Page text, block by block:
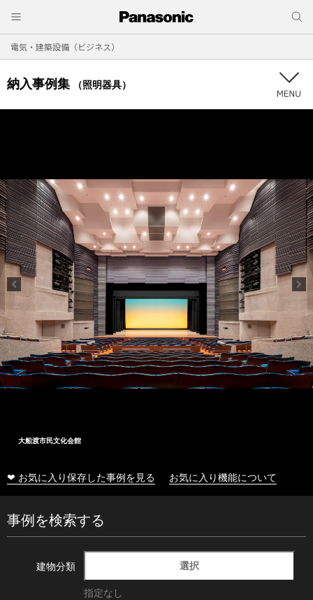
電気・建築設備（ビジネス）
納入事例集 （照明器具）
大船渡市民文化会館
❤ お気に入り保存した事例を見る お気に入り機能について
事例を検索する
建物分類 選択
指定なし